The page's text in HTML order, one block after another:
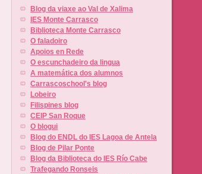
Blog da viaxe ao Val de Xalima
IES Monte Carrasco
Biblioteca Monte Carrasco
O faladoiro
Apoios en Rede
O escunchadeiro da lingua
A matemática dos alumnos
Carrascoschool's blog
Lobeiro
Filispines blog
CEIP San Roque
O blogui
Blog do ENDL do IES Lagoa de Antela
Blog de Pilar Ponte
Blog da Biblioteca do IES Río Cabe
Trafegando Ronseis